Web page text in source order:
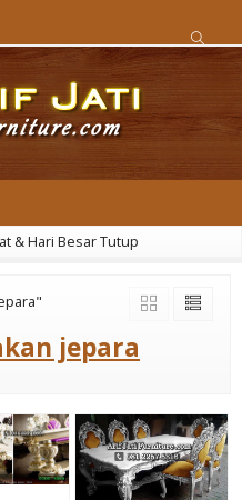
& Hari Besar Tutup
jepara